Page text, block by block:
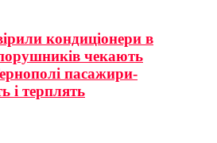
кондиціонери в
чекають
пасажири-
і терплять